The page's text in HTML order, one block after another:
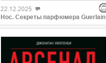
22.12.2025
Нос. Секреты парфюмера Guerlain